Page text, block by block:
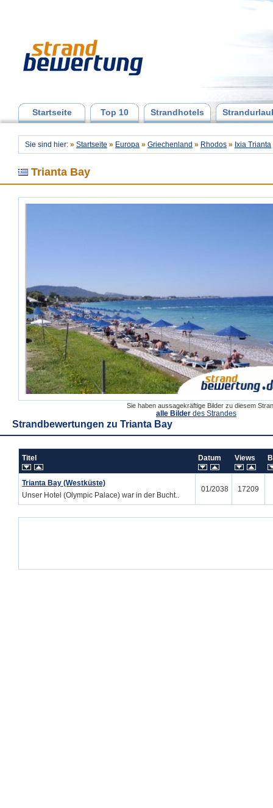
Startseite Top 10 Strandhotels
Sie sind hier: » Startseite » Europa » Griechenland » Rhodos » Ixia Trianta
Trianta Bay
Sie haben aussagekräftige Bilder zu diesem
alle Bilder des Strandes
Strandbewertungen zu Trianta Bay
Titel Datum Views
Trianta Bay (Westküste)
Unser Hotel (Olympic Palace) war in der Bucht..
01/2038 17209